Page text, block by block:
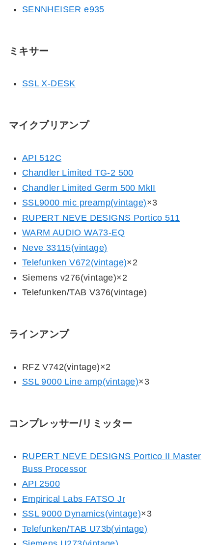
SENNHEISER e935
ミキサー
SSL X-DESK
マイクプリアンプ
API 512C
Chandler Limited TG-2 500
Chandler Limited Germ 500 MkII
SSL9000 mic preamp(vintage)×3
RUPERT NEVE DESIGNS Portico 511
WARM AUDIO WA73-EQ
Neve 33115(vintage)
Telefunken V672(vintage)×2
Siemens v276(vintage)×2
Telefunken/TAB V376(vintage)
ラインアンプ
RFZ V742(vintage)×2
SSL 9000 Line amp(vintage)×3
コンプレッサー/リミッター
RUPERT NEVE DESIGNS Portico II Master
Buss Processor
API 2500
Empirical Labs FATSO Jr
SSL 9000 Dynamics(vintage)×3
Telefunken/TAB U73b(vintage)